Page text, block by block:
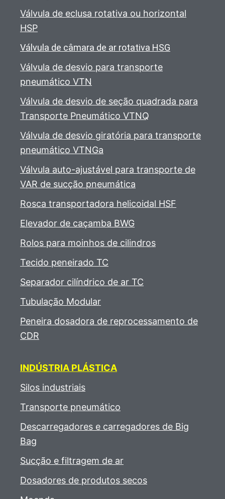
Válvula de eclusa rotativa ou horizontal
HSP
Válvula de câmara de ar rotativa HSG
Válvula de desvio para transporte
pneumático VTN
Válvula de desvio de seção quadrada para
Transporte Pneumático VTNQ
Válvula de desvio giratória para transporte
pneumático VTNGa
Válvula auto-ajustável para transporte de
VAR de sucção pneumática
Rosca transportadora helicoidal HSF
Elevador de caçamba BWG
Rolos para moinhos de cilindros
Tecido peneirado TC
Separador cilíndrico de ar TC
Tubulação Modular
Peneira dosadora de reprocessamento de
CDR
INDÚSTRIA PLÁSTICA
Silos industriais
Transporte pneumático
Descarregadores e carregadores de Big
Bag
Sucção e filtragem de ar
Dosadores de produtos secos